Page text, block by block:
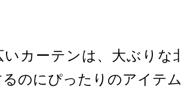
いカーテンは、大ぶりな
るのにぴったりのアイテ